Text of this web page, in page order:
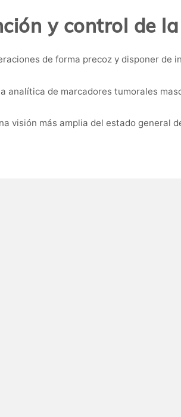
y control de
de forma precoz y disponer de
analítica de marcadores tumorales
visión más amplia del estado general